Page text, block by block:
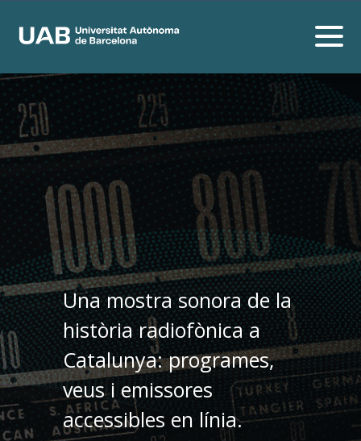
Una mostra sonora de la
història radiofònica a
Catalunya: programes,
veus i emissores
accessibles en línia.